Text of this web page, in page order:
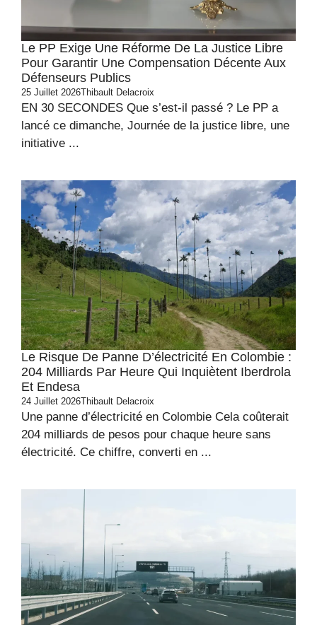
Le PP Exige Une Réforme De La Justice Libre
Pour Garantir Une Compensation Décente Aux
Défenseurs Publics
25 Juillet 2026Thibault Delacroix
EN 30 SECONDES Que s’est-il passé ? Le PP a
lancé ce dimanche, Journée de la justice libre, une
initiative ...
Le Risque De Panne D’électricité En Colombie :
204 Milliards Par Heure Qui Inquiètent Iberdrola
Et Endesa
24 Juillet 2026Thibault Delacroix
Une panne d’électricité en Colombie Cela coûterait
204 milliards de pesos pour chaque heure sans
électricité. Ce chiffre, converti en ...